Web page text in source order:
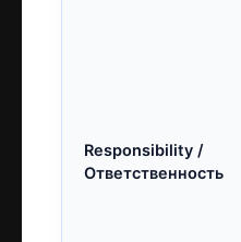
Responsibility /
Ответственность